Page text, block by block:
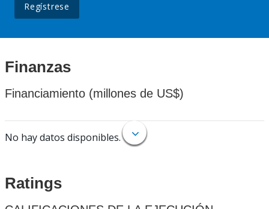
Regístrese
Finanzas
Financiamiento (millones de US$)
No hay datos disponibles.
Ratings